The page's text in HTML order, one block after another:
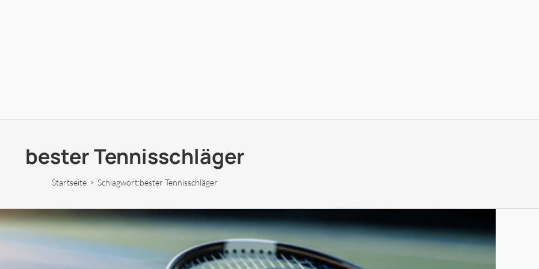
bester Tennisschläger
Startseite Schlagwort:bester Tennisschläger